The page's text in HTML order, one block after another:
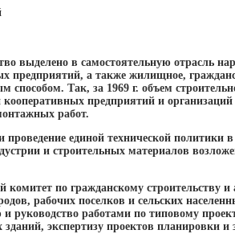
выделено в самостоятельную отрасль
а также жилищное,
способом. Так, за 1969 г. объем
предприятий и
работ.
единой технической политики в
и строительных материалов
комитет по гражданскому строительству
рабочих поселков и сельских
и руководство работами по типовому
экспертизу проектов планировки и